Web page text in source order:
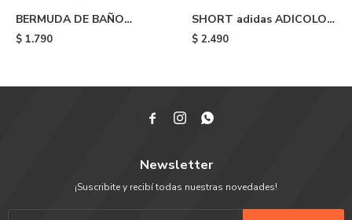
BERMUDA DE BAÑO
HURLEY - Black
$ 1.790
SHORT adidas ADICOLOR
ESSENTIALS TRACE -
$ 2.490
  
Newsletter
¡Suscribite y recibí todas nuestras novedades!